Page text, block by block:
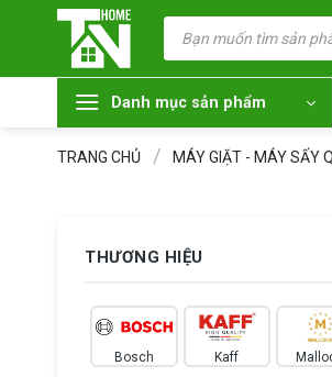
Tìm
kiếm
phẩm
Danh mục sản phẩm
TRANG CHỦ / MÁY GIẶT - MÁY SẤY
THƯƠNG HIỆU
Bosch Kaff